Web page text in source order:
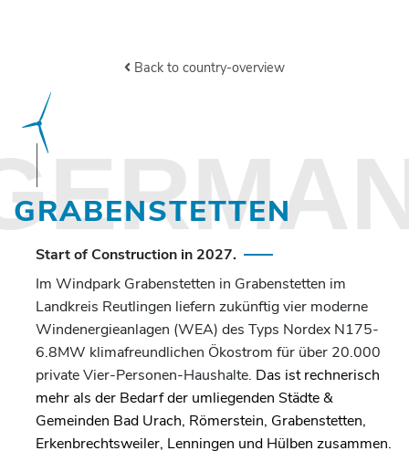
Back to country-overview
GRABENSTETTEN
Start of Construction in 2027.
Im Windpark Grabenstetten in Grabenstetten im
Landkreis Reutlingen liefern zukünftig vier moderne
Windenergieanlagen (WEA) des Typs Nordex N175-
6.8MW klimafreundlichen Ökostrom für über 20.000
private Vier-Personen-Haushalte. Das ist rechnerisch
mehr als der Bedarf der umliegenden Städte &
Gemeinden Bad Urach, Römerstein, Grabenstetten,
Erkenbrechtsweiler, Lenningen und Hülben zusammen.